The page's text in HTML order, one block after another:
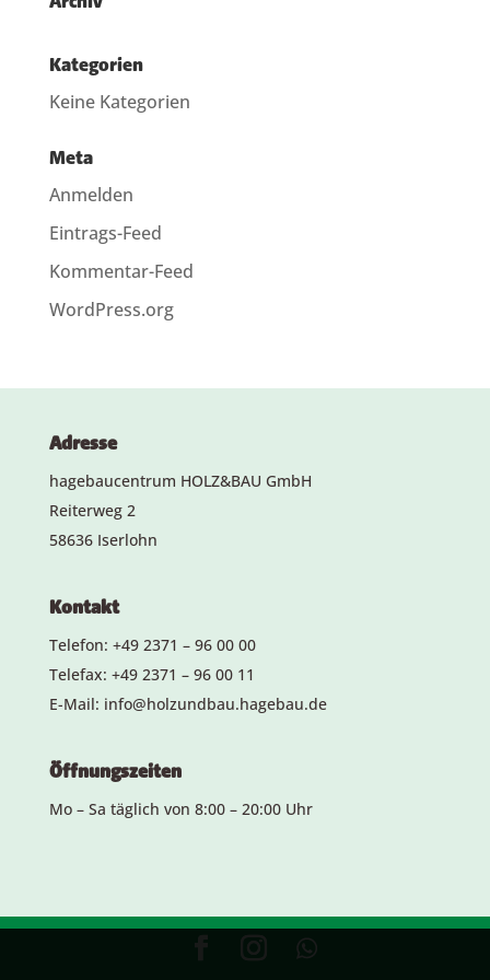
Kategorien
Keine Kategorien
Meta
Anmelden
Eintrags-Feed
Kommentar-Feed
WordPress.org
Adresse
hagebaucentrum HOLZ&BAU GmbH
Reiterweg 2
58636 Iserlohn
Kontakt
Telefon: +49 2371 – 96 00 00
Telefax: +49 2371 – 96 00 11
E-Mail: info@holzundbau.hagebau.de
Öffnungszeiten
Mo – Sa täglich von 8:00 – 20:00 Uhr